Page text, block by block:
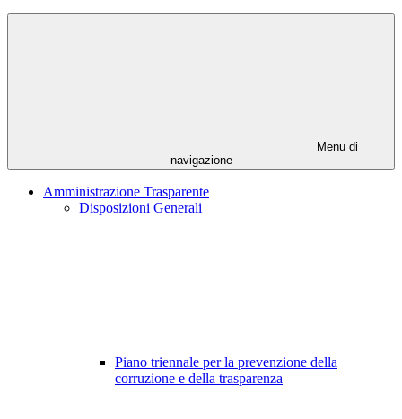
Menu di
navigazione
Amministrazione Trasparente
Disposizioni Generali
Piano triennale per la prevenzione della
corruzione e della trasparenza